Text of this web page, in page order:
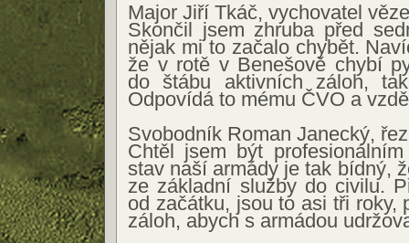
Major Jiří Tkáč, vychovatel
Skončil jsem zhruba před
nějak mi to začalo chybět.
že v rotě v Benešově chybí
do štábu aktivních záloh,
Odpovídá to mému ČVO a
Svobodník Roman Janecký,
Chtěl jsem být
stav naší armády je tak bídný,
ze základní služby do civilu.
od začátku, jsou to asi tři roky,
záloh, abych s armádou